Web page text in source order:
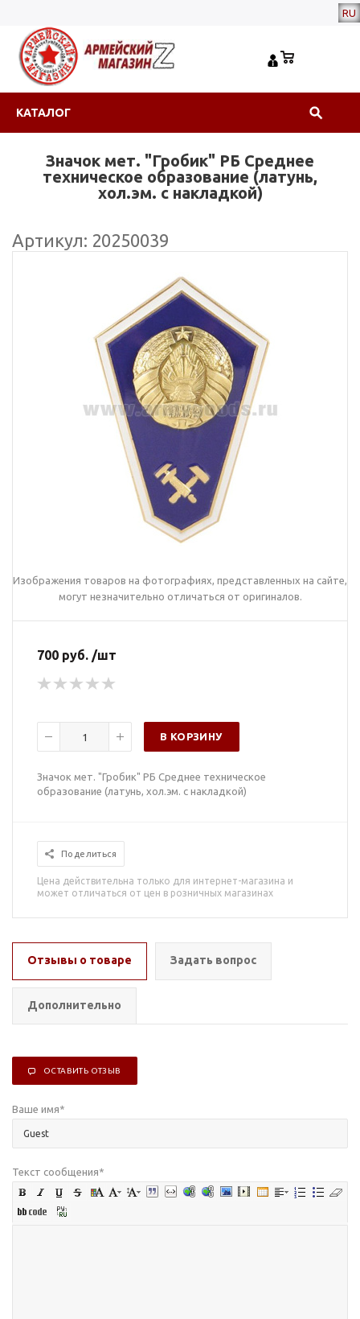
RU
КАТАЛОГ
Значок мет. "Гробик" РБ Среднее
техническое образование (латунь,
хол.эм. с накладкой)
Артикул: 20250039
Изображения товаров на фотографиях, представленных на сайте,
могут незначительно отличаться от оригиналов.
700 руб. /шт
В КОРЗИНУ
Значок мет. "Гробик" РБ Среднее техническое
образование (латунь, хол.эм. с накладкой)
Поделиться
Цена действительна только для интернет-магазина и
может отличаться от цен в розничных магазинах
Отзывы о товаре Задать вопрос
Дополнительно
ОСТАВИТЬ ОТЗЫВ
Ваше имя*
Текст сообщения*